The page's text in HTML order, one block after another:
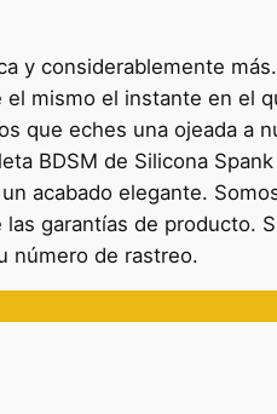
y considerablemente
mismo el instante en el
que eches una ojeada a
BDSM de Silicona
acabado elegante.
garantías de producto.
número de rastreo.